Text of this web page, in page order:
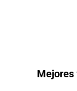
Mejores